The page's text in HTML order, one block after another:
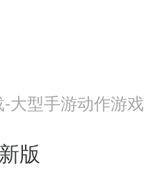
大型手游动作游戏
版